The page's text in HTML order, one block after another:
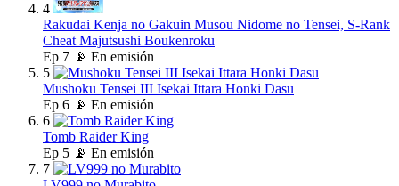
4
Rakudai Kenja no Gakuin Musou Nidome no Tensei, S-Rank
Cheat Majutsushi Boukenroku
Ep 7 📡 En emisión
5
Mushoku Tensei III Isekai Ittara Honki Dasu
Ep 6 📡 En emisión
6
Tomb Raider King
Ep 5 📡 En emisión
7